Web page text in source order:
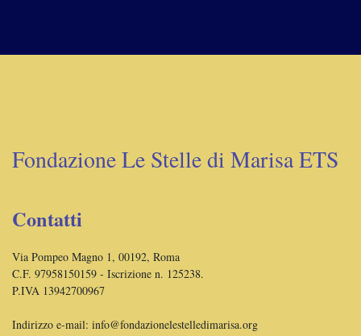
Fondazione Le Stelle di Marisa ETS
Contatti
Via Pompeo Magno 1, 00192, Roma
C.F. 97958150159 - Iscrizione n. 125238.
P.IVA 13942700967
Indirizzo e-mail: info@fondazionelestelledimarisa.org